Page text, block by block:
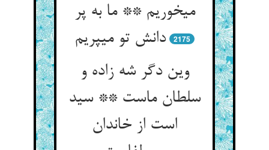
می‏خوریم ** ما به پر
دانش تو می‏پریم‏
2175
وین دگر شه زاده و
سلطان ماست ** سید
است از خاندان